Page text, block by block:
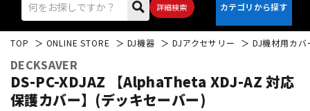
詳細検索
TOP ONLINE STORE DJ機器 DJアクセサリー DJ機材用カバ
DECKSAVER
DS-PC-XDJAZ 【AlphaTheta XDJ-AZ 対応
保護カバー】(デッキセーバー)